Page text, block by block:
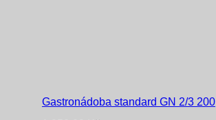
Gastronádoba standard GN 2/3 200